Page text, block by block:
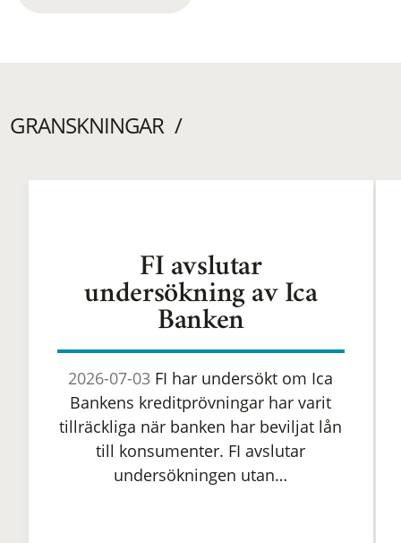
GRANSKNINGAR
FI avslutar
undersökning av Ica
Banken
2026-07-03 FI har undersökt om Ica
Bankens kreditprövningar har varit
tillräckliga när banken har beviljat lån
till konsumenter. FI avslutar
undersökningen utan…